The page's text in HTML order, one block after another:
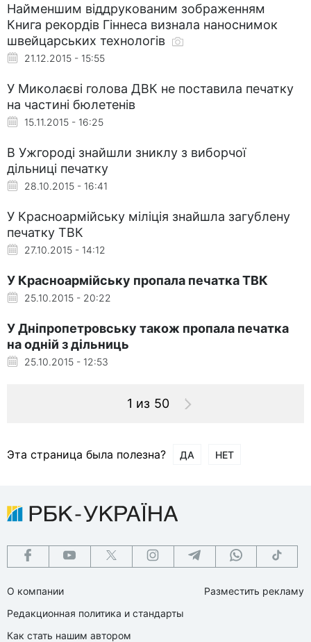
Найменшим віддрукованим зображенням
Книга рекордів Гіннеса визнала наноснимок
швейцарських технологів
21.12.2015 - 15:55
У Миколаєві голова ДВК не поставила печатку
на частині бюлетенів
15.11.2015 - 16:25
В Ужгороді знайшли зниклу з виборчої
дільниці печатку
28.10.2015 - 16:41
У Красноармійську міліція знайшла загублену
печатку ТВК
27.10.2015 - 14:12
У Красноармійську пропала печатка ТВК
25.10.2015 - 20:22
У Дніпропетровську також пропала печатка
на одній з дільниць
25.10.2015 - 12:53
1 из 50
Эта страница была полезна? ДА НЕТ
О компании
Редакционная политика и стандарты
Как стать нашим автором
Разместить рекламу